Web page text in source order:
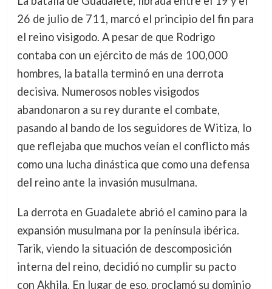
26 de julio de 711, marcó el principio del fin para
el reino visigodo. A pesar de que Rodrigo
contaba con un ejército de más de 100,000
hombres, la batalla terminó en una derrota
decisiva. Numerosos nobles visigodos
abandonaron a su rey durante el combate,
pasando al bando de los seguidores de Witiza, lo
que reflejaba que muchos veían el conflicto más
como una lucha dinástica que como una defensa
del reino ante la invasión musulmana.
La derrota en Guadalete abrió el camino para la
expansión musulmana por la península ibérica.
Tarik, viendo la situación de descomposición
interna del reino, decidió no cumplir su pacto
con Akhila. En lugar de eso, proclamó su dominio